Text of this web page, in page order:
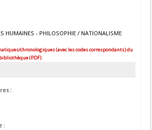
HUMAINES - PHILOSOPHIE / NATIONALISME
chronologiques (avec les codes correspondants) du
(PDF)
:
: